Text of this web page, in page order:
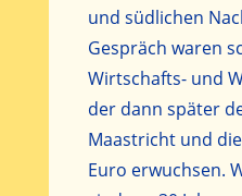
und südlichen
Gespräch waren
Wirtschafts- und
der dann später
Maastricht und
Euro erwuchsen.